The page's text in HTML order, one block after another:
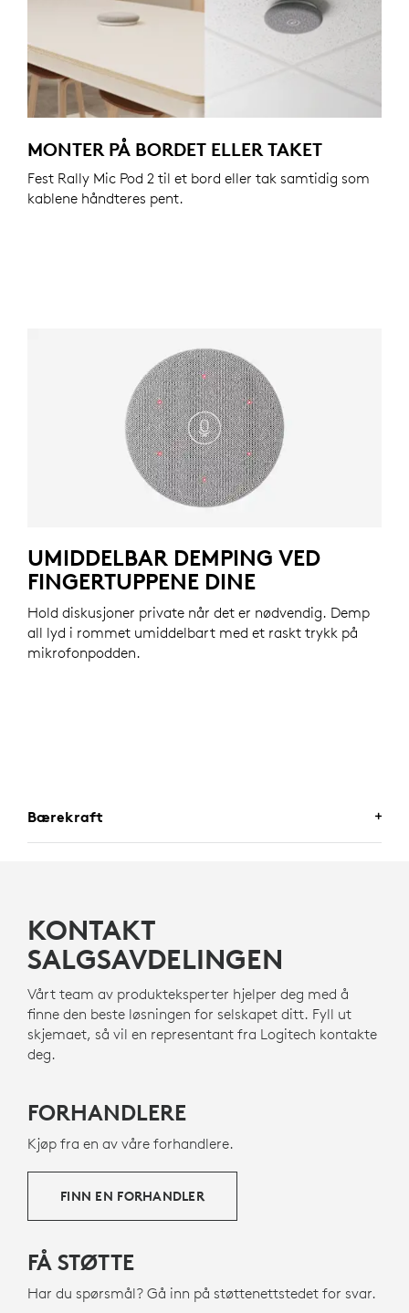
MONTER PÅ BORDET ELLER TAKET
Fest Rally Mic Pod 2 til et bord eller tak samtidig som
kablene håndteres pent.
UMIDDELBAR DEMPING VED
FINGERTUPPENE DINE
Hold diskusjoner private når det er nødvendig. Demp
all lyd i rommet umiddelbart med et raskt trykk på
mikrofonpodden.
Bærekraft
verden. Vi jobber aktivt for å minimere vårt
miljøavtrykk og få til raskere sosiale endringer.
LAGET MED NEXT LIFE PLASTICS
Plasten i Rally Mic Pod 2 omfatter minst 58 %
resirkulert plast for å gi nytt liv til plastavfall fra
KONTAKT
SALGSAVDELINGEN
Vårt team av produkteksperter hjelper deg med å
finne den beste løsningen for selskapet ditt. Fyll ut
skjemaet, så vil en representant fra Logitech kontakte
deg.
FORHANDLERE
Kjøp fra en av våre forhandlere.
FINN EN FORHANDLER
FÅ STØTTE
Har du spørsmål? Gå inn på støttenettstedet for svar.